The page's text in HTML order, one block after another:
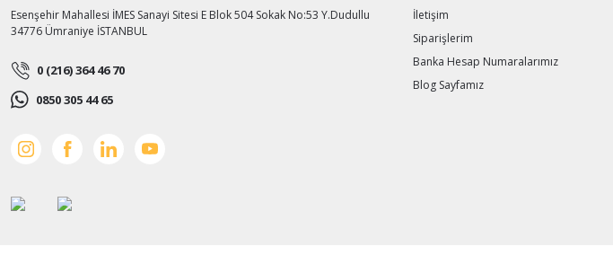
Esenşehir Mahallesi İMES Sanayi Sitesi E Blok 504 Sokak No:53 Y.Dudullu
34776 Ümraniye İSTANBUL
0 (216) 364 46 70
0850 305 44 65
İletişim
Siparişlerim
Banka Hesap Numaralarımız
Blog Sayfamız